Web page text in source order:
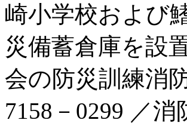
崎小学校および
災備蓄倉庫を設
会の防災訓練消
7158－0299 ／